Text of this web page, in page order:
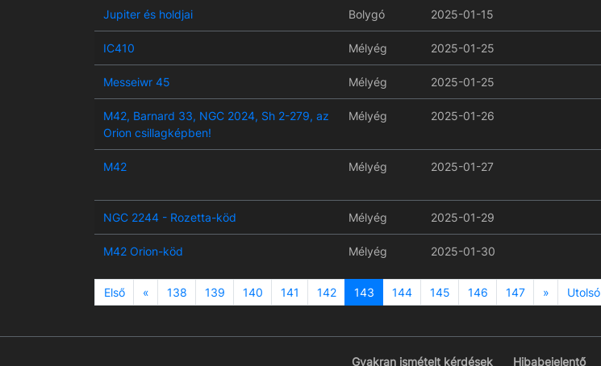
Jupiter és holdjai Bolygó 2025-01-15
IC410 Mélyég 2025-01-25
Messeiwr 45 Mélyég 2025-01-25
M42, Barnard 33, NGC 2024, Sh 2-279, az
Orion csillagképben!
Mélyég 2025-01-26
M42 Mélyég 2025-01-27
NGC 2244 - Rozetta-köd Mélyég 2025-01-29
M42 Orion-köd Mélyég 2025-01-30
Első «Previous
138 139 140 141 142 143 144 145 146 147 »NextUtolsó
Gyakran ismételt kérdések Hibabejelentő